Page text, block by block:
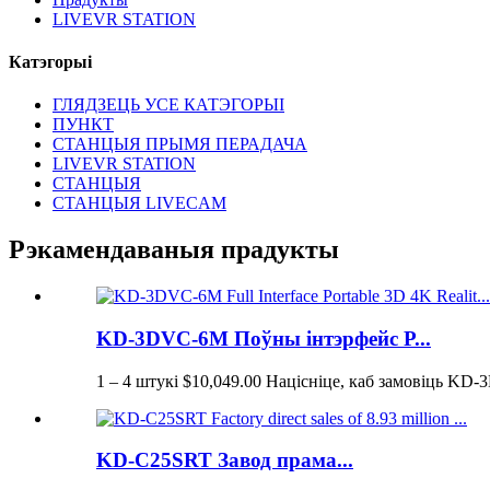
LIVEVR STATION
Катэгорыі
ГЛЯДЗЕЦЬ УСЕ КАТЭГОРЫІ
ПУНКТ
СТАНЦЫЯ ПРЫМЯ ПЕРАДАЧА
LIVEVR STATION
СТАНЦЫЯ
СТАНЦЫЯ LIVECAM
Рэкамендаваныя прадукты
KD-3DVC-6M Поўны інтэрфейс P...
1 – 4 штукі $10,049.00 Націсніце, каб замовіць KD-
KD-C25SRT Завод прама...